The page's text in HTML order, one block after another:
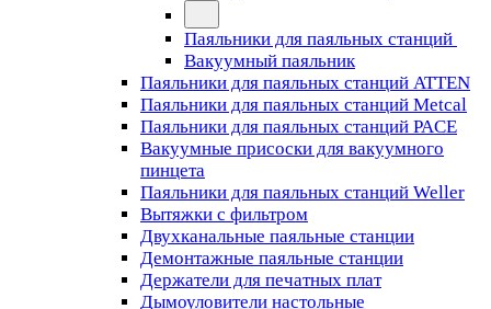
Паяльники для паяльных станций
Вакуумный паяльник
Паяльники для паяльных станций ATTEN
Паяльники для паяльных станций Metcal
Паяльники для паяльных станций PACE
Вакуумные присоски для вакуумного
пинцета
Паяльники для паяльных станций Weller
Вытяжки с фильтром
Двухканальные паяльные станции
Демонтажные паяльные станции
Держатели для печатных плат
Дымоуловители настольные